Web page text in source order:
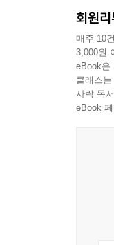
갑작스
증거
직관과
토대로
특별하
왔는
또한
구조
회원
매주 10
3,000원
eBook은
클래스
사락 독
eBook